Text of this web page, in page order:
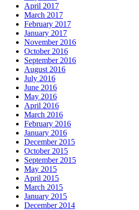
April 2017
March 2017
February 2017
January 2017
November 2016
October 2016
September 2016
August 2016
July 2016
June 2016
May 2016
April 2016
March 2016
February 2016
January 2016
December 2015
October 2015
September 2015
May 2015
April 2015
March 2015
January 2015
December 2014